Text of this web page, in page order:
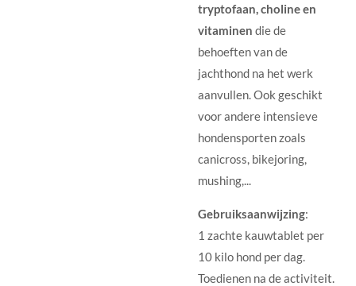
tryptofaan, choline en
vitaminen die de
behoeften van de
jachthond na het werk
aanvullen. Ook geschikt
voor andere intensieve
hondensporten zoals
canicross, bikejoring,
mushing,...
Gebruiksaanwijzing:
1 zachte kauwtablet per
10 kilo hond per dag.
Toedienen na de activiteit.